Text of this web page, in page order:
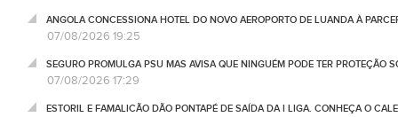
ANGOLA CONCESSIONA HOTEL DO NOVO AEROPORTO DE LUANDA À
07/08/2026 19:25
SEGURO PROMULGA PSU MAS AVISA QUE NINGUÉM PODE TER PROTEÇÃO
07/08/2026 17:29
ESTORIL E FAMALICÃO DÃO PONTAPÉ DE SAÍDA DA I LIGA. CONHEÇA O